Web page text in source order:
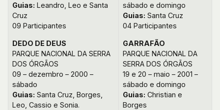
Guias: Leandro, Leo e Santa
Cruz
09 Participantes
DEDO DE DEUS
PARQUE NACIONAL DA SERRA
DOS ÓRGÃOS
09 – dezembro – 2000 –
sábado
Guias: Santa Cruz, Borges,
Leo, Cassio e Sonia.
sábado e domingo
Guias: Santa Cruz
04 Participantes
GARRAFÃO
PARQUE NACIONAL DA
SERRA DOS ÓRGÃOS
19 e 20 – maio – 2001 –
sábado e domingo
Guias: Christian e
Borges